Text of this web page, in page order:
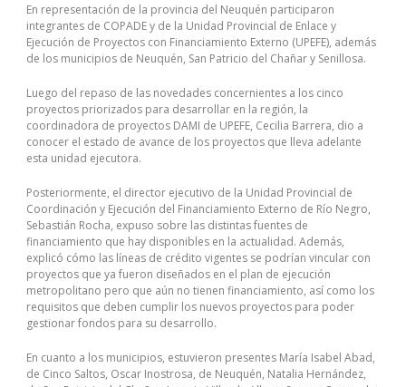
En representación de la provincia del Neuquén participaron
integrantes de COPADE y de la Unidad Provincial de Enlace y
Ejecución de Proyectos con Financiamiento Externo (UPEFE), además
de los municipios de Neuquén, San Patricio del Chañar y Senillosa.
Luego del repaso de las novedades concernientes a los cinco
proyectos priorizados para desarrollar en la región, la
coordinadora de proyectos DAMI de UPEFE, Cecilia Barrera, dio a
conocer el estado de avance de los proyectos que lleva adelante
esta unidad ejecutora.
Posteriormente, el director ejecutivo de la Unidad Provincial de
Coordinación y Ejecución del Financiamiento Externo de Río Negro,
Sebastián Rocha, expuso sobre las distintas fuentes de
financiamiento que hay disponibles en la actualidad. Además,
explicó cómo las líneas de crédito vigentes se podrían vincular con
proyectos que ya fueron diseñados en el plan de ejecución
metropolitano pero que aún no tienen financiamiento, así como los
requisitos que deben cumplir los nuevos proyectos para poder
gestionar fondos para su desarrollo.
En cuanto a los municipios, estuvieron presentes María Isabel Abad,
de Cinco Saltos, Oscar Inostrosa, de Neuquén, Natalia Hernández,